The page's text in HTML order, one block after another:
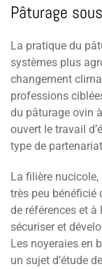
Pâturage
La pratique du
systèmes plus
changement
professions
du pâturage ovin
ouvert le travail
type de
La filière nucicole,
très peu bénéficié
de références et à
sécuriser et
Les noyeraies en
un sujet d’étude